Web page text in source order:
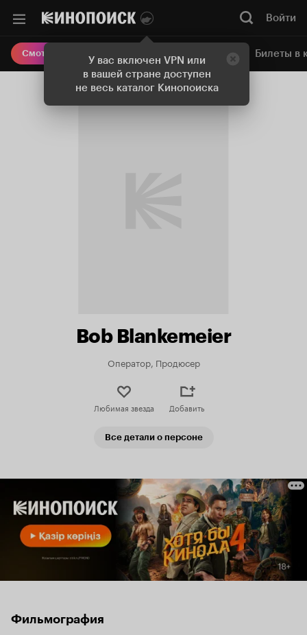
У вас включен VPN или
в вашей стране доступен
не весь каталог Кинопоиска
Войти
Смотреть кино Онлайн-кинотеатр Билеты в
Bob Blankemeier
Оператор, Продюсер
Любимая звезда Добавить
Все детали о персоне
Фильмография